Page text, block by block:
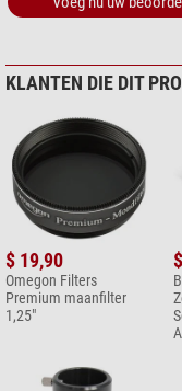
*Alle prijzen zijn inclusief
KLANTEN DIE DIT
$ 19,90
Omegon Filters
Premium maanfilter
1,25"